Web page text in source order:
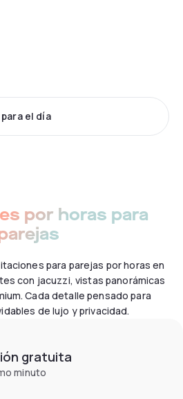
el día
por horas para
para parejas por horas en
con jacuzzi, vistas panorámicas
Cada detalle pensado para
de lujo y privacidad.
gratuita
minuto